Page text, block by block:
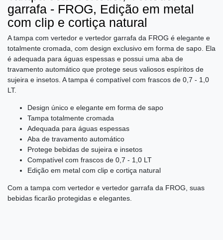
garrafa - FROG, Edição em metal
com clip e cortiça natural
A tampa com vertedor e vertedor garrafa da FROG é elegante e
totalmente cromada, com design exclusivo em forma de sapo. Ela
é adequada para águas espessas e possui uma aba de
travamento automático que protege seus valiosos espíritos de
sujeira e insetos. A tampa é compatível com frascos de 0,7 - 1,0
LT.
Design único e elegante em forma de sapo
Tampa totalmente cromada
Adequada para águas espessas
Aba de travamento automático
Protege bebidas de sujeira e insetos
Compatível com frascos de 0,7 - 1,0 LT
Edição em metal com clip e cortiça natural
Com a tampa com vertedor e vertedor garrafa da FROG, suas
bebidas ficarão protegidas e elegantes.